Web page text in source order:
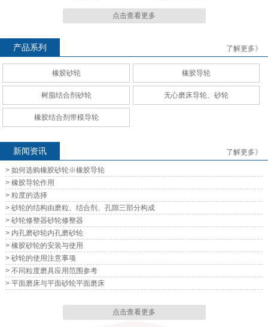
无心磨床导轮、砂轮 无心磨床导轮、砂轮
无心磨床导轮、砂轮 无心磨床导轮、砂轮
无心磨床导轮、砂轮 无心磨床导轮、砂轮
点击查看更多
产品系列 了解更多》
橡胶砂轮 橡胶导轮
树脂结合剂砂轮 无心磨床导轮、砂轮
橡胶结合剂带模导轮
新闻资讯 了解更多》
> 如何选购橡胶砂轮※橡胶导轮
> 橡胶导轮作用
> 粒度的选择
> 砂轮的结构由磨粒、结合剂、孔隙三部分构成
> 砂轮修整器砂轮修整器
> 内孔磨砂轮内孔磨砂轮
> 橡胶砂轮的安装与使用
> 砂轮的使用注意事项
> 不同粒度磨具应用范围参考
> 平面磨床与平面砂轮平面磨床
点击查看更多